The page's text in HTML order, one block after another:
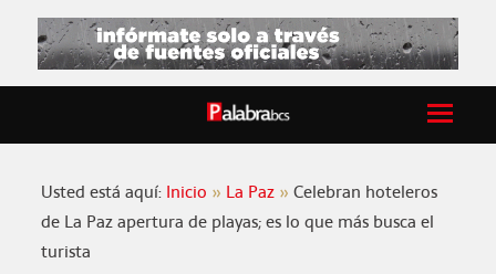
Usted está aquí: Inicio La Paz
Celebran hoteleros
de La Paz apertura de playas; es lo que más busca el
turista